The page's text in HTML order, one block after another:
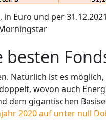
Euro und per
besten
Natürlich ist es
wovon auch
dem gigantischen
2020 auf unter null